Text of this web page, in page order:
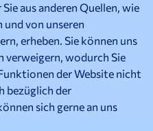
aus anderen Quellen, wie
von unseren
erheben. Sie können uns
verweigern, wodurch Sie
der Website nicht
bezüglich der
sich gerne an uns